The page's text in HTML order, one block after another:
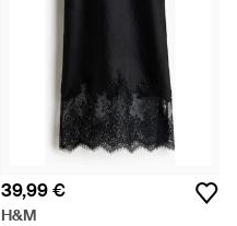
39,99 €
H&M